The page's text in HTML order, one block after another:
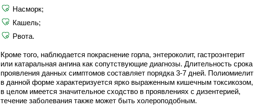
Насморк;
Кашель;
Рвота.
Кроме того, наблюдается покраснение горла, энтероколит, гастроэнтерит
или катаральная ангина как сопутствующие диагнозы. Длительность срока
проявления данных симптомов составляет порядка 3-7 дней. Полиомиелит
в данной форме характеризуется ярко выраженным кишечным токсикозом,
в целом имеется значительное сходство в проявлениях с дизентерией,
течение заболевания также может быть холероподобным.